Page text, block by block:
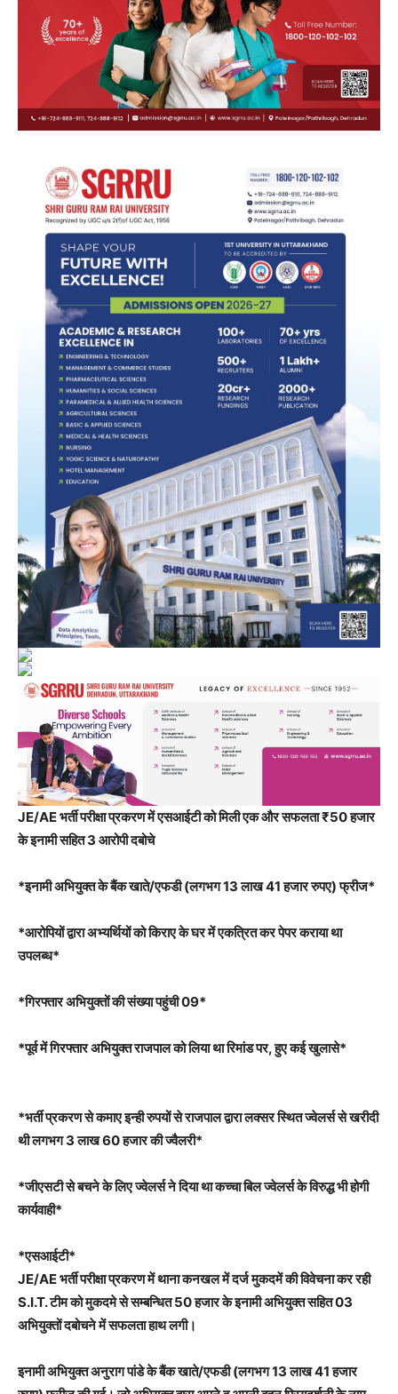
JE/AE भर्ती परीक्षा प्रकरण में एसआईटी को मिली एक और सफलता ₹50 हजार
के इनामी सहित 3 आरोपी दबोचे
*इनामी अभियुक्त के बैंक खाते/एफडी (लगभग 13 लाख 41 हजार रुपए) फ्रीज*
*आरोपियों द्वारा अभ्यर्थियों को किराए के घर में एकत्रित कर पेपर कराया था
उपलब्ध*
*गिरफ्तार अभियुक्तों की संख्या पहुंची 09*
*पूर्व में गिरफ्तार अभियुक्त राजपाल को लिया था रिमांड पर, हुए कई खुलासे*
*भर्ती प्रकरण से कमाए इन्ही रुपयों से राजपाल द्वारा लक्सर स्थित ज्वेलर्स से खरीदी
थी लगभग 3 लाख 60 हजार की ज्वैलरी*
*जीएसटी से बचने के लिए ज्वेलर्स ने दिया था कच्चा बिल ज्वेलर्स के विरुद्ध भी होगी
कार्यवाही*
*एसआईटी*
JE/AE भर्ती परीक्षा प्रकरण में थाना कनखल में दर्ज मुकदमें की विवेचना कर रही
S.I.T. टीम को मुकदमे से सम्बन्धित 50 हजार के इनामी अभियुक्त सहित 03
अभियुक्तों दबोचने में सफलता हाथ लगी।
इनामी अभियुक्त अनुराग पांडे के बैंक खाते/एफडी (लगभग 13 लाख 41 हजार